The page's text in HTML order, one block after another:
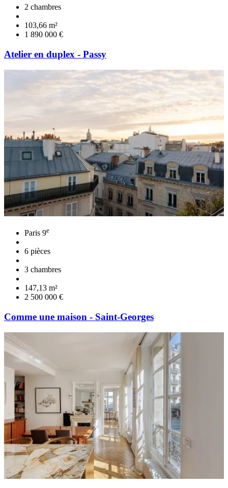
2 chambres
103,66 m²
1 890 000 €
Atelier en duplex - Passy
Paris 9e
6 pièces
3 chambres
147,13 m²
2 500 000 €
Comme une maison - Saint-Georges